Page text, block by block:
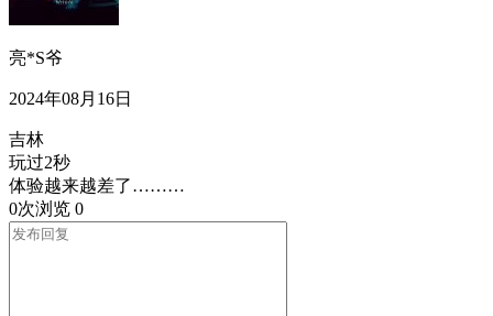
亮*S爷
2024年08月16日
吉林
玩过2秒
体验越来越差了………
0次浏览 0